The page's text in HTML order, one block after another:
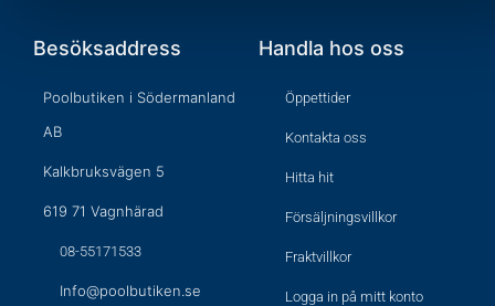
Besöksaddress
Poolbutiken i Södermanland
AB
Kalkbruksvägen 5
619 71 Vagnhärad
08-55171533
Info@poolbutiken.se
Handla hos oss
Öppettider
Kontakta oss
Hitta hit
Försäljningsvillkor
Fraktvillkor
Logga in på mitt konto